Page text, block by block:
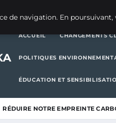
ACCUEIL CHANGEMENTS
POLITIQUES
ÉDUCATION ET
RÉDUIRE NOTRE EMPREINTE
de navigation. En